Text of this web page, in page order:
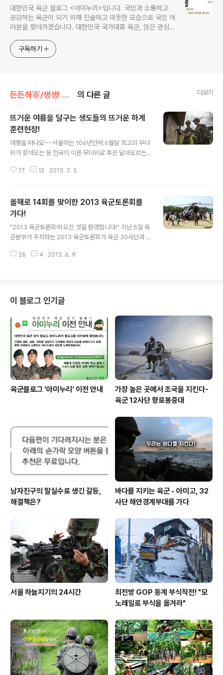
대한민국 육군 블로그 <아미누리>입니다. 국민과 소통하고
공감하는 육군이 되기 위해 진솔하고 따뜻한 모습으로 국민 여
러분을 찾아가겠습니다. 대한민국 국가대표 육군, 많은 관심과
구독하기
든든하軍/생생! 병영탐구 의 다른 글 더보기
뜨거운 여름을 달구는 생도들의 뜨거운 하계
훈련현장!
여행을 떠나요~~서울에는 106년만에 6월달 최고의 무더
위가 찾아오는 등 전국이 이른 무더위로 후끈 달아오르는
산과 바다로 피서를 떠날 때, 미래의 예비장교들인 생도들
에서 실시되고 있는 하계군사훈련중 일부를 소개해 드립니
다. 이른 새벽을 깨우는 생도들의 힘찬 발걸음!! 훈련복귀
행군을 마치고 돌아오고 있는 모습! 수고했다! 행군복귀중
인 생도들을 맞이하는 생도대장의 모습 밤새 비가오는 궂
은날씨와 졸음을 물리치고 무사히 복귀하는 생도들을 뜨겁
에 안아주고 있습니다! 힘든 행군을 마치고 보람찬 구호를
17 13 2013. 7. 3.
올해로 14회를 맞이한 2013 육군토론회를
가다!
"2013 육군토론회에 오신 것을 환영합니다!" 지난 5일 육
군본부가 주최하는 2013 육군토론회가 육군 30사단과 국
군토론회는 매년 급변하는 한반도 안보상황 속에서 육군의
군토론회는 각계각층의 오피니언 리더와 16개국에서 모국
을 찾은 재외동포 대학생, 군사 마니아, 육군 명예 기자단,
육군 서포터즈 등이 참석하여 자리를 빛내 주었다. 육군 3
0사단을 찾은 참석자들을 직접 맞이한 김병주 사단장은 연
일 계속되는 북한의 강도 높은 군사 위협 속에서 철저한 안
보 의식을 갖춰 효과적으로 대응..
26 4 2013. 6. 9.
이 블로그 인기글
육군블로그 '아미누리' 이전 안내
가장 높은 곳에서 조국을 지킨다-
육군 12사단 향로봉중대
남자친구의 말실수로 생긴 갈등,
해결책은?
바다를 지키는 육군 - 아미고, 32
사단 해안경계부대를 가다
서울 하늘지기의 24시간
최전방 GOP 동계 부식작전! "모
노레일로 부식을 옮겨라"